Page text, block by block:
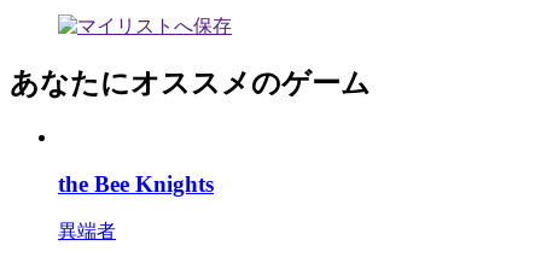
あなたにオススメのゲーム
the Bee Knights
異端者